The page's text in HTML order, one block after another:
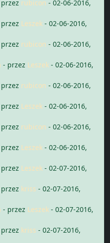
rubicon - 02-06-2016,
Leszek - 02-06-2016,
rubicon - 02-06-2016,
- przez Leszek - 02-06-2016,
rubicon - 02-06-2016,
Leszek - 02-06-2016,
rubicon - 02-06-2016,
Leszek - 02-06-2016,
Leszek - 02-07-2016,
kriss - 02-07-2016,
- przez Leszek - 02-07-2016,
kriss - 02-07-2016,